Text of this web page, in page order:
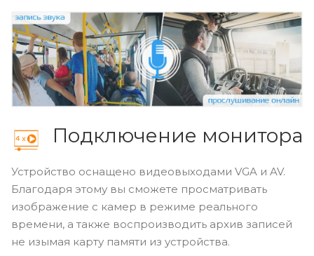
Подключение монитора
Устройство оснащено видеовыходами VGA и AV.
Благодаря этому вы сможете просматривать
изображение с камер в режиме реального
времени, а также воспроизводить архив записей
не изымая карту памяти из устройства.